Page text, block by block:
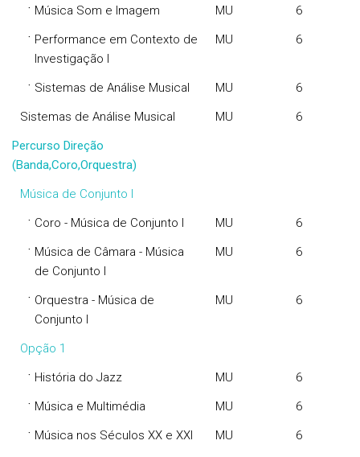
· Música Som e Imagem MU 6
· Performance em Contexto de
Investigação I
MU 6
· Sistemas de Análise Musical MU
6
Sistemas de Análise Musical
MU
6
Percurso Direção
(Banda,Coro,Orquestra)
Música de Conjunto I
· Coro - Música de Conjunto I MU 6
· Música de Câmara - Música
de Conjunto I
MU 6
· Orquestra - Música de
Conjunto I
MU 6
Opção 1
· História do Jazz MU 6
· Música e Multimédia MU 6
· Música nos Séculos XX e XXI MU 6